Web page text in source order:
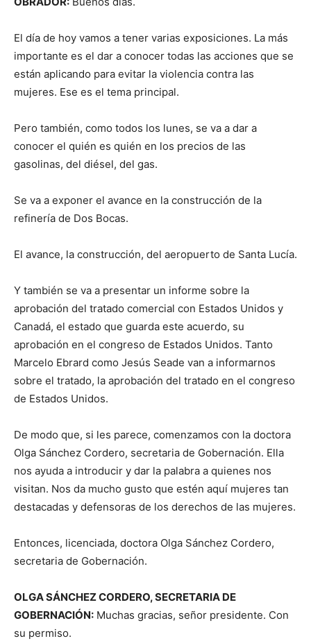
El día de hoy vamos a tener varias exposiciones. La más
importante es el dar a conocer todas las acciones que se
están aplicando para evitar la violencia contra las
mujeres. Ese es el tema principal.
Pero también, como todos los lunes, se va a dar a
conocer el quién es quién en los precios de las
gasolinas, del diésel, del gas.
Se va a exponer el avance en la construcción de la
refinería de Dos Bocas.
El avance, la construcción, del aeropuerto de Santa Lucía.
Y también se va a presentar un informe sobre la
aprobación del tratado comercial con Estados Unidos y
Canadá, el estado que guarda este acuerdo, su
aprobación en el congreso de Estados Unidos. Tanto
Marcelo Ebrard como Jesús Seade van a informarnos
sobre el tratado, la aprobación del tratado en el congreso
de Estados Unidos.
De modo que, si les parece, comenzamos con la doctora
Olga Sánchez Cordero, secretaria de Gobernación. Ella
nos ayuda a introducir y dar la palabra a quienes nos
visitan. Nos da mucho gusto que estén aquí mujeres tan
destacadas y defensoras de los derechos de las mujeres.
Entonces, licenciada, doctora Olga Sánchez Cordero,
secretaria de Gobernación.
OLGA SÁNCHEZ CORDERO, SECRETARIA DE
GOBERNACIÓN: Muchas gracias, señor presidente. Con
su permiso.